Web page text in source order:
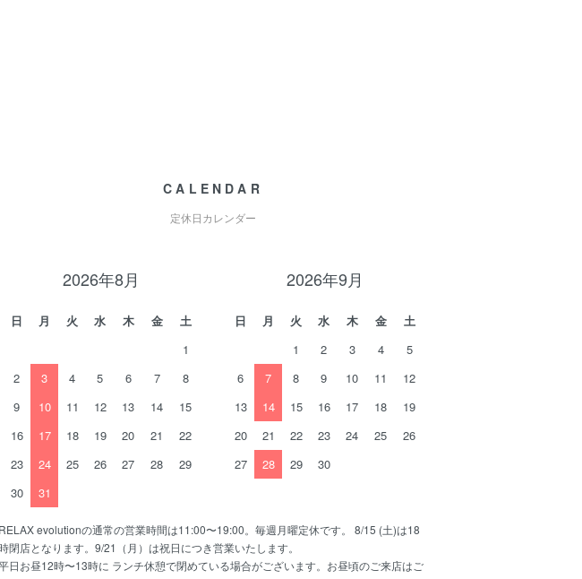
CALENDAR
定休日カレンダー
2026年8月
日 月 火 水 木 金
土
1
2
3 4 5 6 7
8
9
10 11 12 13 14
15
16
17 18 19 20 21
22
23
24 25 26 27 28
29
30
31
2026年9月
日 月 火 水 木 金
土
1
2 3 4
5
6
7 8 9 10 11
12
13
14 15 16 17 18
19
20
21 22 23 24 25
26
27
28 29 30
RELAX evolutionの通常の営業時間は11:00〜19:00。毎週月曜定休です。 8/15 (土)は18
閉店となります。9/21（月）は祝日につき営業いたします。
日お昼12時〜13時に ランチ休憩で閉めている場合がございます。お昼頃のご来店はご